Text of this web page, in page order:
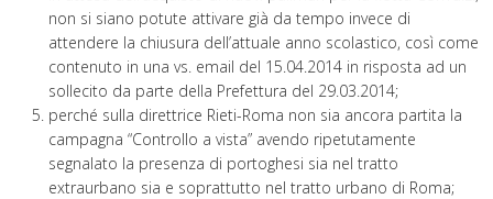
non si siano potute attivare già da tempo invece di
attendere la chiusura dell’attuale anno scolastico, così come
contenuto in una vs. email del 15.04.2014 in risposta ad un
sollecito da parte della Prefettura del 29.03.2014;
perché sulla direttrice Rieti-Roma non sia ancora partita la
campagna “Controllo a vista” avendo ripetutamente
segnalato la presenza di portoghesi sia nel tratto
extraurbano sia e soprattutto nel tratto urbano di Roma;